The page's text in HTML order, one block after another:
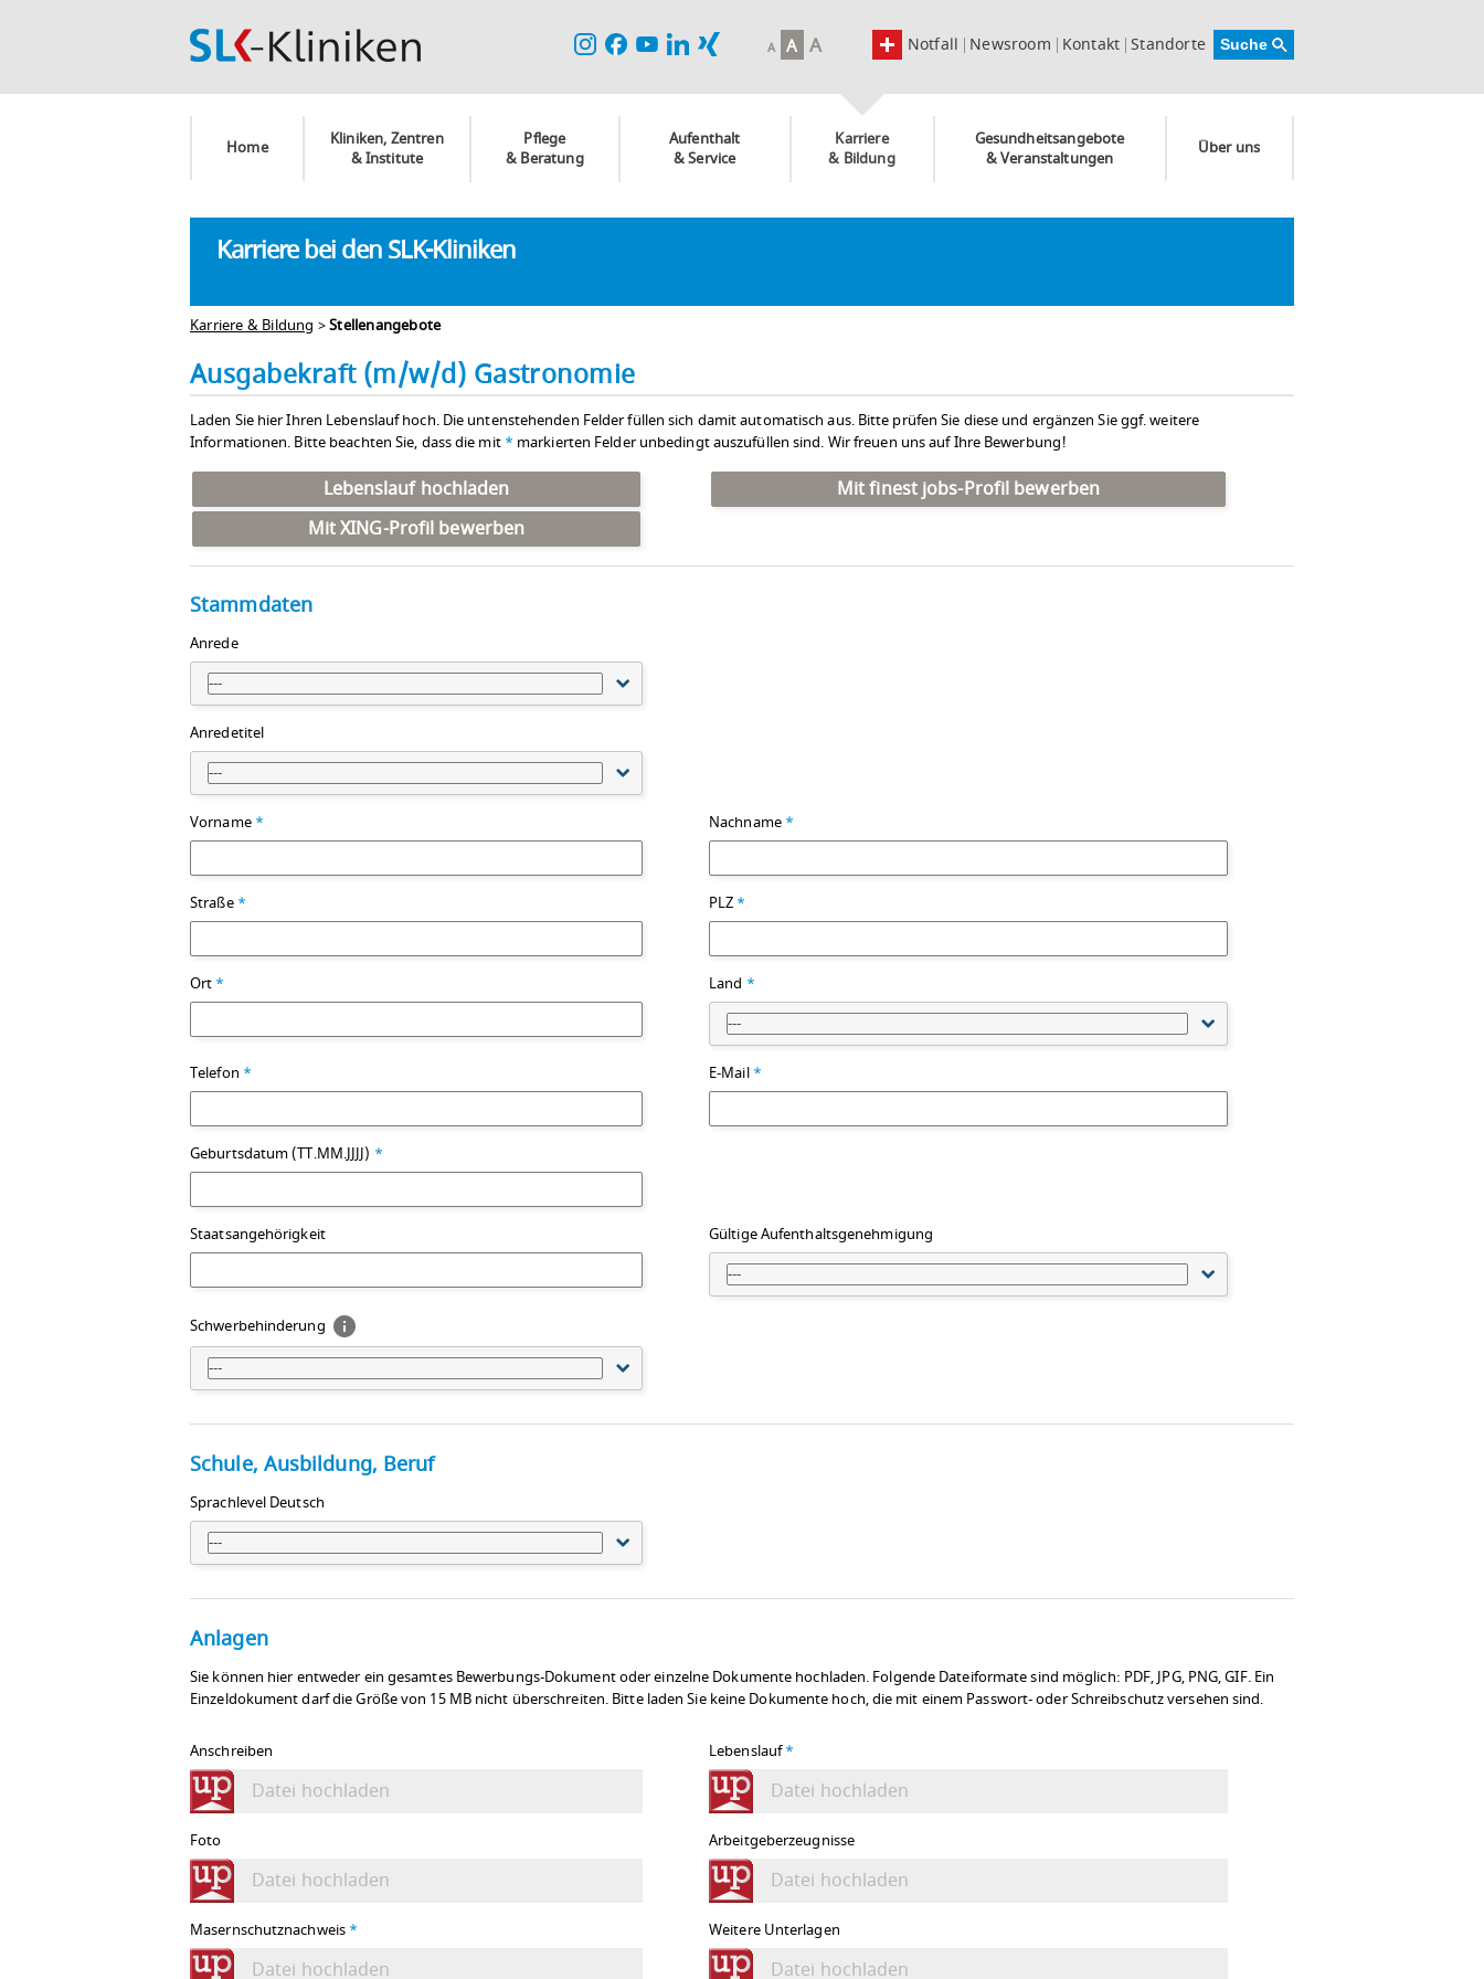
Newsroom Kontakt Standorte
Notfall
A A A
Home
Kliniken, Zentren
& Institute
Pflege
& Beratung
Aufenthalt
& Service
Karriere
& Bildung
Gesundheitsangebote
& Veranstaltungen
Über uns
Karriere bei den SLK-Kliniken
Karriere & Bildung >Stellenangebote
Ausgabekraft (m/w/d) Gastronomie
Laden Sie hier Ihren Lebenslauf hoch. Die untenstehenden Felder füllen sich damit automatisch aus. Bitte prüfen Sie diese und ergänzen Sie ggf. weitere
Informationen. Bitte beachten Sie, dass die mit * markierten Felder unbedingt auszufüllen sind. Wir freuen uns auf Ihre Bewerbung!
Lebenslauf hochladen
Mit finest jobs-Profil bewerben
Mit XING-Profil bewerben
Stammdaten
Anrede
---
Anredetitel
---
Vorname * Nachname *
Straße * PLZ *
Ort * Land *
---
Telefon * E-Mail *
Geburtsdatum (TT.MM.JJJJ) *
Staatsangehörigkeit Gültige Aufenthaltsgenehmigung
---
Schwerbehinderung
---
Schule, Ausbildung, Beruf
Sprachlevel Deutsch
---
Anlagen
Sie können hier entweder ein gesamtes Bewerbungs-Dokument oder einzelne Dokumente hochladen. Folgende Dateiformate sind möglich: PDF, JPG, PNG, GIF. Ein
Einzeldokument darf die Größe von 15 MB nicht überschreiten. Bitte laden Sie keine Dokumente hoch, die mit einem Passwort- oder Schreibschutz versehen sind.
Anschreiben
Datei hochladen
Lebenslauf*
Datei hochladen
Foto
Datei hochladen
Arbeitgeberzeugnisse
Datei hochladen
Masernschutznachweis *
Datei hochladen
Weitere Unterlagen
Datei hochladen